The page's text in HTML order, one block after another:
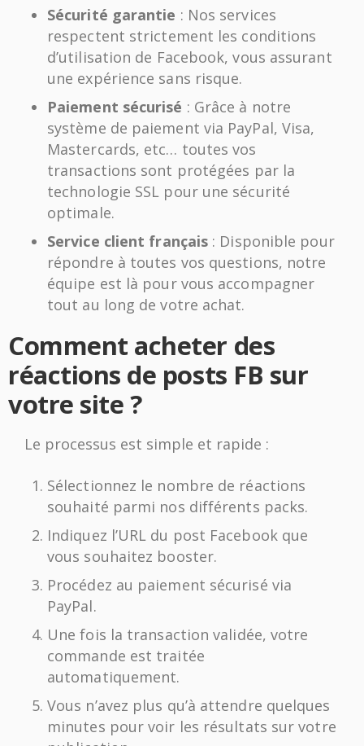
Sécurité garantie : Nos services
respectent strictement les conditions
d’utilisation de Facebook, vous assurant
une expérience sans risque.
Paiement sécurisé : Grâce à notre
système de paiement via PayPal, Visa,
Mastercards, etc… toutes vos
transactions sont protégées par la
technologie SSL pour une sécurité
optimale.
Service client français : Disponible pour
répondre à toutes vos questions, notre
équipe est là pour vous accompagner
tout au long de votre achat.
Comment acheter des
réactions de posts FB sur
votre site ?
Le processus est simple et rapide :
Sélectionnez le nombre de réactions
souhaité parmi nos différents packs.
Indiquez l’URL du post Facebook que
vous souhaitez booster.
Procédez au paiement sécurisé via
PayPal.
Une fois la transaction validée, votre
commande est traitée
automatiquement.
Vous n’avez plus qu’à attendre quelques
minutes pour voir les résultats sur votre